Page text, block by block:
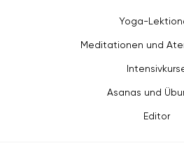
Yoga-
Meditationen und
Asanas und
Editor